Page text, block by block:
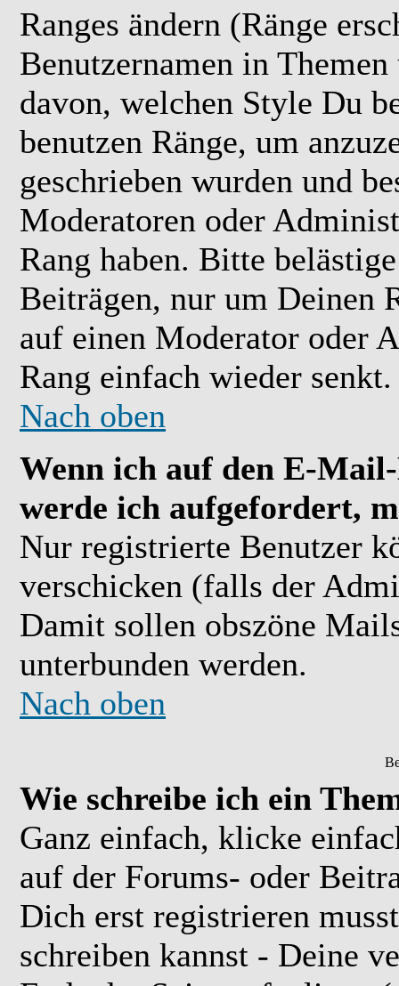
Ranges ändern (Ränge
Benutzernamen in
davon, welchen Style Du
benutzen Ränge, um
geschrieben wurden und
Moderatoren oder
Rang haben. Bitte
Beiträgen, nur um Deinen
auf einen Moderator oder
Rang einfach wieder senkt.
Nach oben
Wenn ich auf den E-
werde ich aufgefordert,
Nur registrierte Benutzer
verschicken (falls der
Damit sollen obszöne
unterbunden werden.
Nach oben
Wie schreibe ich ein
Ganz einfach, klicke
auf der Forums- oder
Dich erst registrieren
schreiben kannst - Deine